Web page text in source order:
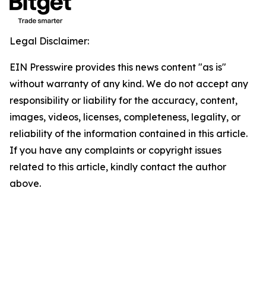
Legal Disclaimer:
EIN Presswire provides this news content "as is"
without warranty of any kind. We do not accept any
responsibility or liability for the accuracy, content,
images, videos, licenses, completeness, legality, or
reliability of the information contained in this article.
If you have any complaints or copyright issues
related to this article, kindly contact the author
above.